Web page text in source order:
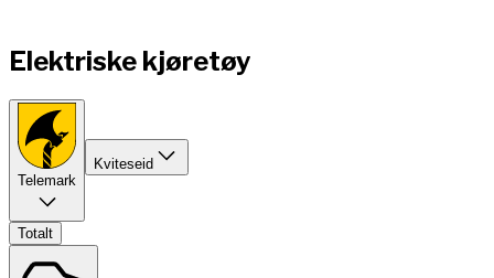
Elektriske kjøretøy
Telemark
Kviteseid
Totalt